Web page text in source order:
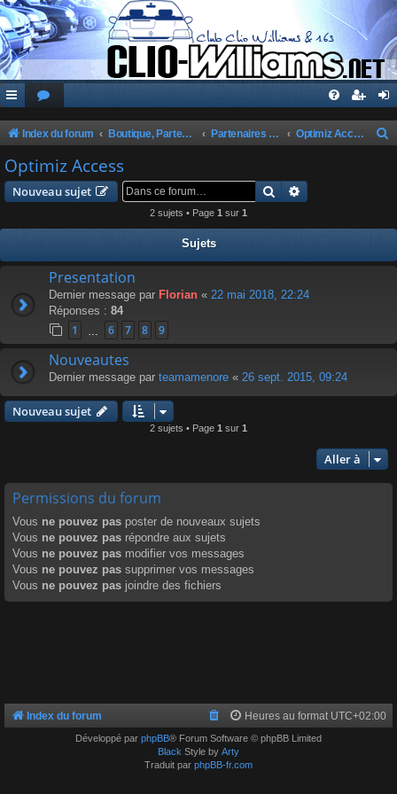
Index du forum Boutique, Partenaires, Petites Annonces, Commandes Groupées Partenaires du Club Optimiz Access
Optimiz Access
Nouveau sujet Rechercher
2 sujets • Page 1 sur 1
Sujets
Presentation
Dernier message par Florian « 22 mai 2018, 22:24
Réponses : 84
1 6 7 8 9
Nouveautes
Dernier message par teamamenore « 26 sept. 2015, 09:24
Nouveau sujet
2 sujets • Page 1 sur 1
Aller à
Permissions du forum
Vous ne pouvez pas poster de nouveaux sujets
Vous ne pouvez pas répondre aux sujets
Vous ne pouvez pas modifier vos messages
Vous ne pouvez pas supprimer vos messages
Vous ne pouvez pas joindre des fichiers
Index du forum Heures au format UTC+02:00
Développé par phpBB® Forum Software © phpBB Limited
Black Style by Arty
Traduit par phpBB-fr.com